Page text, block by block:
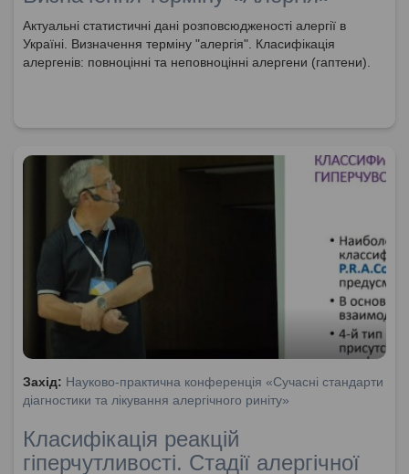
Актуальні статистичні дані розповсюдженості алергії в
Україні. Визначення терміну "алергія". Класифікація
алергенів: повноцінні та неповноцінні алергени (гаптени).
Захід: Науково-практична конференція «Сучасні стандарти
діагностики та лікування алергічного риніту»
Класифікація реакцій
гіперчутливості. Стадії алергічної